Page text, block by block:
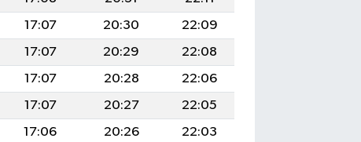
17:07 20:30
22:09
17:07 20:29
22:08
17:07 20:28
22:06
17:07 20:27
22:05
17:06 20:26
22:03